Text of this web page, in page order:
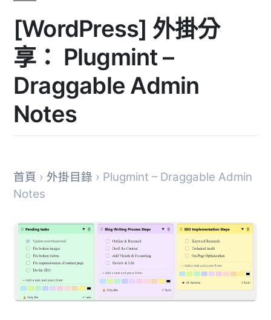
[WordPress] 外掛分
享： Plugmint –
Draggable Admin
Notes
首頁 › 外掛目錄 › Plugmint – Draggable Admin
Notes